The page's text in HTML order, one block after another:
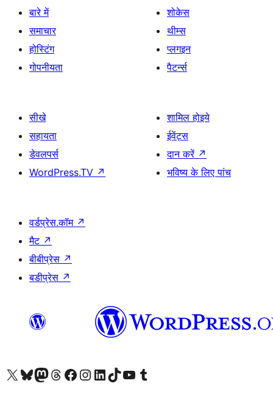
बारे में
समाचार
होस्टिंग
गोपनीयता
शोकेस
थीम्स
प्लगइन
पैटर्न्स
सीखे
सहायता
डेवलपर्स
WordPress.TV ↗
शामिल होइये
ईवेंट्स
दान करें ↗
भविष्य के लिए पांच
वर्डप्रेस.कॉम ↗
मैट ↗
बीबीप्रेस ↗
बडीप्रेस ↗
Visit our X (formerly Twitter) account
हमारे बलुस्की खाते पर जाएँVisit our Mastodon account
हमारे थ्रेड्स अकाउंट पर जाएंहमारे फेसबुक पेज पर जाएँहमारे इंस्टाग्राम अकाउंट पर जाएंहमारे लिंक्डइन खाते पर जाएँहमारे टिकटॉक खाते पर जाएँहमारे यूट्यूब चैनल पर जाएंहमारे Tumblr खाते पर जाएँ